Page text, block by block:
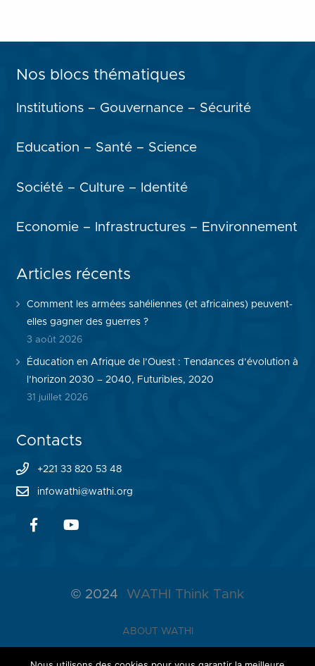
Nos blocs thématiques
Institutions – Gouvernance – Sécurité
Education – Santé – Science
Société – Culture – Identité
Economie – Infrastructures – Environnement
Articles récents
Comment les armées sahéliennes (et africaines) peuvent-
elles gagner des guerres ?
3 août 2026
Éducation en Afrique de l’Ouest : Tendances d’évolution à
l’horizon 2030 – 2040, Futuribles, 2020
31 juillet 2026
Contacts
+221 33 820 53 48
infowathi@wathi.org
© 2024 WATHI Think Tank
ABOUT WATHI
THE LAB